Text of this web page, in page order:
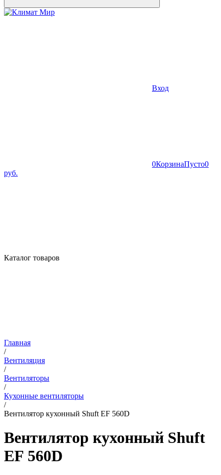
Вход
0КорзинаПусто0
руб.
Каталог товаров
Главная
/
Вентиляция
/
Вентиляторы
/
Кухонные вентиляторы
/
Вентилятор кухонный Shuft EF 560D
Вентилятор кухонный Shuft
EF 560D